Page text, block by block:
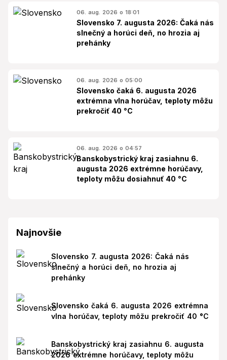
06. aug. 2026 o 18:01
Slovensko 7. augusta 2026: Čaká nás
slnečný a horúci deň, no hrozia aj
prehánky
06. aug. 2026 o 05:00
Slovensko čaká 6. augusta 2026
extrémna vlna horúčav, teploty môžu
prekročiť 40 °C
06. aug. 2026 o 04:57
Banskobystrický kraj zasiahnu 6.
augusta 2026 extrémne horúčavy,
teploty môžu dosiahnuť 40 °C
Najnovšie
Slovensko 7. augusta 2026: Čaká nás
slnečný a horúci deň, no hrozia aj
prehánky
Slovensko čaká 6. augusta 2026 extrémna
vlna horúčav, teploty môžu prekročiť 40 °C
Banskobystrický kraj zasiahnu 6. augusta
2026 extrémne horúčavy, teploty môžu